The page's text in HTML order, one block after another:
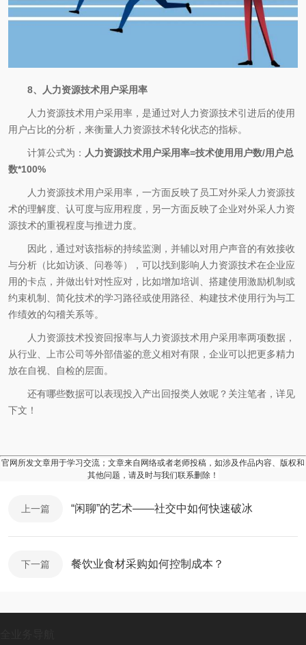
8、人力资源技术用户采用率
人力资源技术用户采用率，是通过对人力资源技术引进后的使用
用户占比的分析，来衡量人力资源技术转化状态的指标。
计算公式为： 人力资源技术用户采用率=技术使用用户数/用户总
数*100%
人力资源技术用户采用率，一方面反映了员工对外采人力资源技
术的理解度、认可度与应用程度，另一方面反映了企业对外采人力资
源技术的重视程度与推进力度。
因此，通过对该指标的持续监测，并辅以对用户声音的有效接收
与分析（比如访谈、问卷等），可以找到影响人力资源技术在企业应
用的卡点，并做出针对性应对，比如增加培训、搭建使用激励机制或
约束机制、简化技术的学习路径或使用路径、构建技术使用行为与工
作绩效的勾稽关系等。
人力资源技术投资回报率与人力资源技术用户采用率两项数据，
从行业、上市公司等外部借鉴的意义相对有限，企业可以把更多精力
放在自视、自检的层面。
还有哪些数据可以表现投入产出回报类人效呢？关注笔者，详见
下文！
官网所发文章用于学习交流；文章来自网络或者老师投稿，如涉及作品内容、版权和
其他问题，请及时与我们联系删除！
上一篇 “闲聊”的艺术——社交中如何快速破冰
下一篇 餐饮业食材采购如何控制成本？